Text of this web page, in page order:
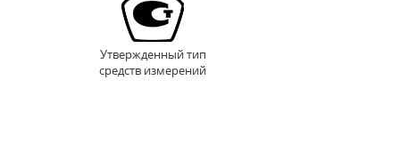
Утвержденный тип
средств измерений